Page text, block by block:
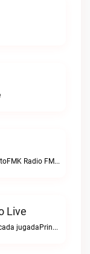
Los mejores éxitos del momentoFMK Radio FM live
Live
La radio que te acompaña en cada jugadaPrincess Vegas Radio live